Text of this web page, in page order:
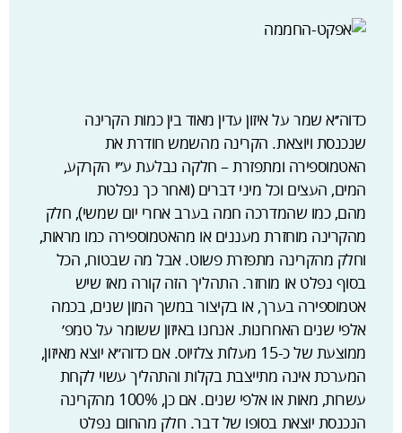
כדוה׳׳א שמר על איזון עדין מאוד בין כמות הקרינה
שנכנסת ויוצאת. הקרינה מהשמש חודרת את
האטמוספירה ומתפזרת – חלקה נבלעת ע׳׳י הקרקע,
המים, העצים וכל מיני דברים (ואחר כך נפלטת
מהם, כמו שהמדרכה חמה בערב אחרי יום שמשי), חלק
מהקרינה מוחזרת מעננים או מהאטמוספירה כמו מראות,
וחלק מהקרינה מתפזרת פשוט. אבל מה שבטוח, הכל
בסוף נפלט או מוחזר. התהליך הזה קורה מאז שיש
אטמוספירה בערך, או בקיצור במשך המון שנים, בכמה
אלפי שנים האחרונות. אנחנו באיזון ששומר על טמפ׳
ממוצעת של כ-15 מעלות צלזיוס. אם כדוה׳׳א יוצא מאיזון,
המערכת אינה מתייצבת בקלות והתהליך עשוי לקחת
עשרות, מאות או אלפי שנים. אם כן, 100% מהקרינה
הנכנסת יוצאת בסופו של דבר. חלק מהחום נפלט